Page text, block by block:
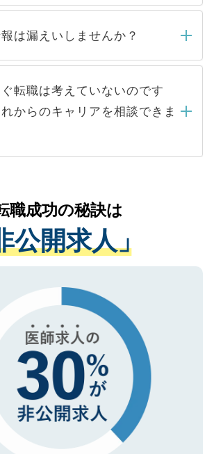
到を避けるため 人気のある医療機
てしまうと、応募が殺到する場
機関が求める条件に合った人材の
紹介会社に依頼するケースが増え
を強要することは一切ありませ
、仮に応募先から内定をいただい
る必要はありません。内定先へ
連絡はキャリアパートナーが行い
、ご安心ください。
は漏えいしませんか？
漏えいすることはありませんの
心ください。当サイトからの登録
集したご登録者様の個人情報は、
キャリアアップおよび転職活動の
的に使用いたします。お預かりし
ての個人データはご本人の許可
情報の取り扱いについての厳密な
を満たした事業者のみに付与され
イバシーマークを取得済みです。
ただいた個人情報は、SSL（デー
保持に関してもご安心ください。
転職は考えていないのです
からのキャリアを相談できま
て、現在の医療機関の状況や紹介
じえながら、適切なアドバイスを
ただきます。すぐにご転職をされ
は、長期的なサポートが可能です
はご登録ください。
職成功の秘訣は
公開求人」